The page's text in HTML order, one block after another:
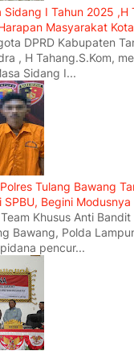
Sidang I Tahun 2025 ,H
Masyarakat
DPRD Kabupaten
, H Tahang.S.Kom,
Sidang I...
Tulang Bawang
Begini Modusnya
Khusus Anti
Bawang, Polda
pencur...